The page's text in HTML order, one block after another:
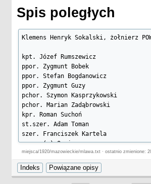
Spis poległych
Klemens Henryk Sokalski, żołnierz
kpt. Józef Rumszewicz
ppor. Zygmunt Bobek
ppor. Stefan Bogdanowicz
ppor. Zygmunt Guzy
pchor. Szymon Kasprzykowski
pchor. Marian Zadąbrowski
kpr. Roman Suchoń
st.szer. Adam Toman
szer. Franciszek Kartela
szer. (…) Osnicz
szer. Aleksander Rychter
oraz 69 NN
szer. Adolf Peplan, 49 pp, zm. z ran
miejsca/1920/mazowieckie/mlawa.txt · ostatnio zmienione: